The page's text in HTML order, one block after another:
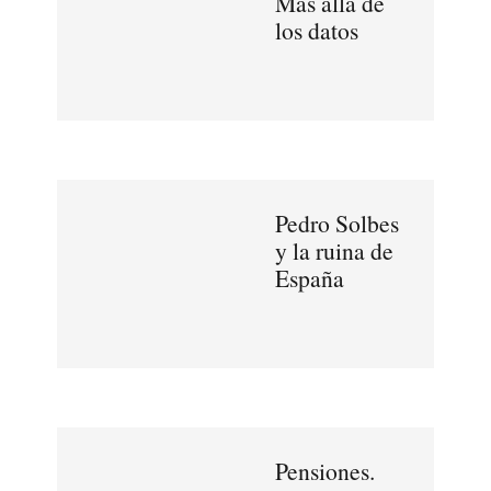
los datos
Pedro Solbes
y la ruina de
España
Pensiones.